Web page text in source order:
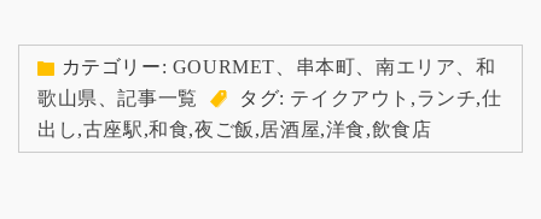
カテゴリー: GOURMET 串本町 、南エリア 、和
歌山県
、記事一覧 タグ: テイクアウト ,ランチ,仕
出し,古座駅,和食,夜ご飯 ,居酒屋,洋食,飲食店